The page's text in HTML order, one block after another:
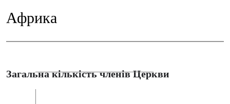
Африка
Загальна кількість членів Церкви